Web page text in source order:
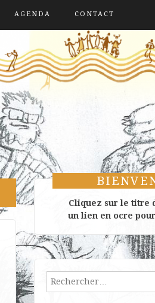
AGENDA CONTACT
Cliquez sur le titre
un lien en ocre
Rechercher :